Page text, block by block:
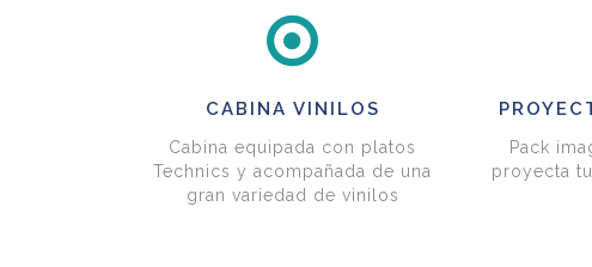
CABINA VINILOS
Cabina equipada con platos
Technics y acompañada de una
gran variedad de vinilos
Pack
proyecta